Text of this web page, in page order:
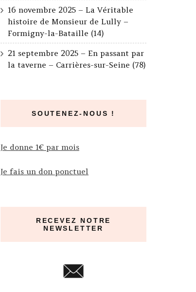
16 novembre 2025 – La Véritable
histoire de Monsieur de Lully –
Formigny-la-Bataille (14)
21 septembre 2025 – En passant par
la taverne – Carrières-sur-Seine (78)
SOUTENEZ-NOUS !
Je donne 1€ par mois
Je fais un don ponctuel
RECEVEZ NOTRE
NEWSLETTER